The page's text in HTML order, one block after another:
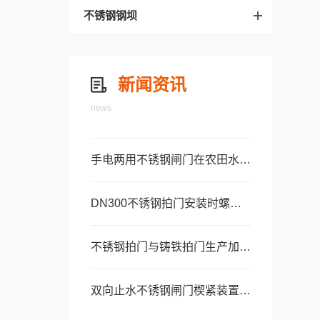
不锈钢钢坝
新闻资讯
news
手电两用不锈钢闸门在农田水利灌区中的选型案例
DN300不锈钢拍门安装时螺栓紧固顺序及力矩要求
不锈钢拍门与铸铁拍门生产加工工艺及质量管控对比
双向止水不锈钢闸门楔紧装置调节与防松动维护